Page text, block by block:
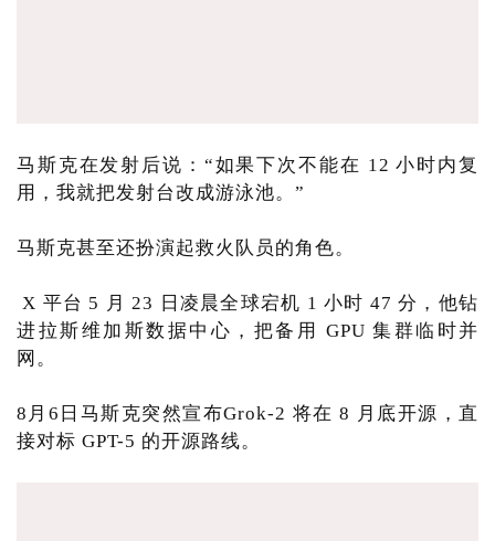
马斯克在发射后说：“如果下次不能在 12 小时内复
用，我就把发射台改成游泳池。”
马斯克甚至还扮演起救火队员的角色。
X 平台 5 月 23 日凌晨全球宕机 1 小时 47 分，他钻
进拉斯维加斯数据中心，把备用 GPU 集群临时并
网。
8月6日马斯克突然宣布Grok-2 将在 8 月底开源，直
接对标 GPT-5 的开源路线。